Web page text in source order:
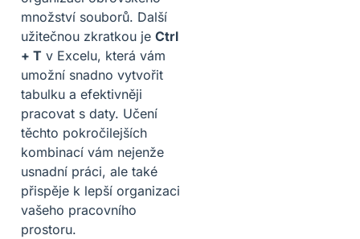
množství souborů. Další
užitečnou zkratkou je Ctrl
+ T v Excelu, která vám
umožní snadno vytvořit
tabulku a efektivněji
pracovat s daty. Učení
těchto pokročilejších
kombinací vám nejenže
usnadní práci, ale také
přispěje k lepší organizaci
vašeho pracovního
prostoru.